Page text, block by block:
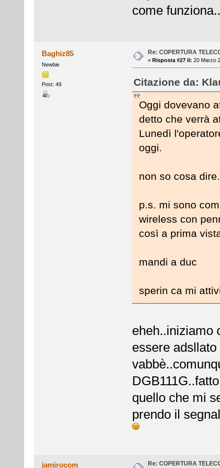
come
Baghiz85
Newbie
Post: 49
Re: COPERTURA
« Risposta #27 il: 20 Marzo
Citazione da:
Oggi dovevano
detto che verrà
Lunedì
oggi.
non so cosa
p.s. mi sono
wireless con
così a prima
mandi a duc
sperin ca mi
eheh..iniziamo
essere
quello che mi
prendo il
jamirocom Re: COPERTURA